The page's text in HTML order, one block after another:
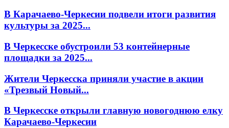
В Карачаево-Черкесии подвели итоги развития
культуры за 2025...
В Черкесске обустроили 53 контейнерные
площадки за 2025...
Жители Черкесска приняли участие в акции
«Трезвый Новый...
В Черкесске открыли главную новогоднюю елку
Карачаево-Черкесии